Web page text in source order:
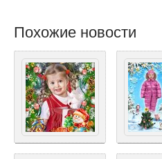
Похожие новости